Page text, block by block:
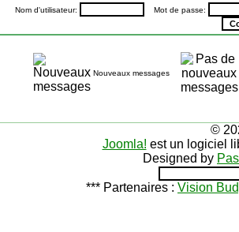
Nom d'utilisateur: Mot de passe:
Nouveaux messages
©
Joomla! est un logiciel
Designed by
*** Partenaires : Vision